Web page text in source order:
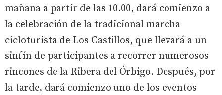
mañana a partir de las 10.00, dará comienzo a
la celebración de la tradicional marcha
cicloturista de Los Castillos, que llevará a un
sinfín de participantes a recorrer numerosos
rincones de la Ribera del Órbigo. Después, por
la tarde, dará comienzo uno de los eventos